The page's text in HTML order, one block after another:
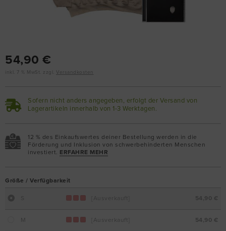
54,90 €
inkl. 7 % MwSt. zzgl. Versandkosten
Sofern nicht anders angegeben, erfolgt der Versand von
Lagerartikeln innerhalb von 1-3 Werktagen.
12 % des Einkaufswertes deiner Bestellung werden in die
Förderung und Inklusion von schwerbehinderten Menschen
investiert. ERFAHRE MEHR
Größe / Verfügbarkeit
[Ausverkauft] 54,90 €